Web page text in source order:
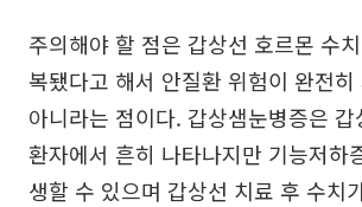
주의해야 할 점은 갑상선 호르몬 수
복됐다고 해서 안질환 위험이 완전
아니라는 점이다. 갑상샘눈병증은
환자에서 흔히 나타나지만 기능저하
생할 수 있으며 갑상선 치료 후 수치